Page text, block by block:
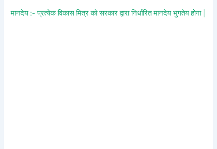
मानदेय :- प्रत्येक विकास मित्र को सरकार द्वारा निर्धारित मानदेय भुगतेय होगा |